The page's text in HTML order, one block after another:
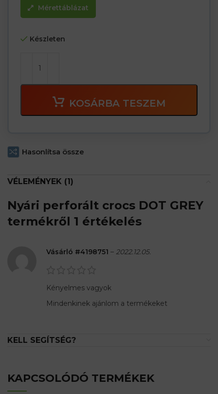
Mérettáblázat
Készleten
KOSÁRBA TESZEM
Hasonlítsa össze
VÉLEMÉNYEK (1)
Nyári perforált crocs DOT GREY
termékről 1 értékelés
Vásárló #4198751 – 2022.12.05.
Kényelmes vagyok
Mindenkinek ajánlom a termékeket
KELL SEGÍTSÉG?
KAPCSOLÓDÓ TERMÉKEK